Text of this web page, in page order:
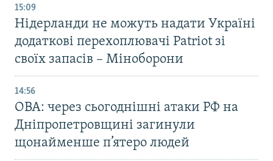
15:09
Нідерланди не можуть надати Україні
додаткові перехоплювачі Patriot зі
своїх запасів – Міноборони
14:56
ОВА: через сьогоднішні атаки РФ на
Дніпропетровщині загинули
щонайменше п’ятеро людей